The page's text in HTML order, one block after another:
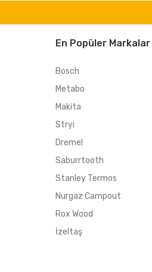
En Popüler Markalar
Bosch
Metabo
Makita
Stryi
Dremel
Saburrtooth
Stanley Termos
Nurgaz Campout
Rox Wood
İzeltaş